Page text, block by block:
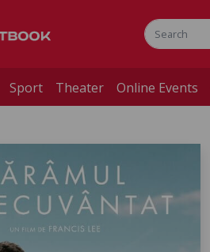
Sport Theater Online Events